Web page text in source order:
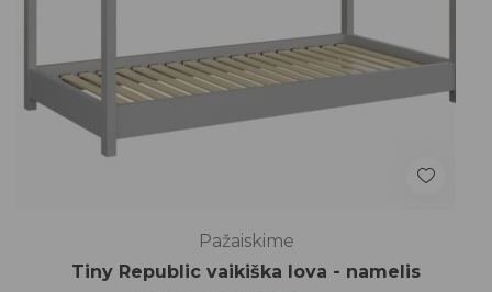
Pažaiskime
Tiny Republic vaikiška lova - namelis